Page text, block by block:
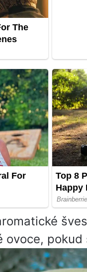
ovoce, pokud